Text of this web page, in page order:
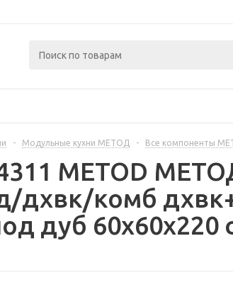
- Модульные кухни МЕТОД - Все компоненты
METOD
дхвк/комб
дуб 60x60x220